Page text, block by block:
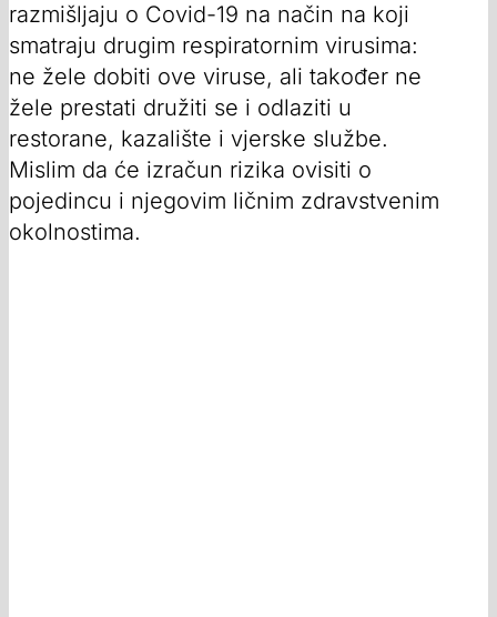
razmišljaju o Covid-19 na način na koji
smatraju drugim respiratornim virusima:
ne žele dobiti ove viruse, ali također ne
žele prestati družiti se i odlaziti u
restorane, kazalište i vjerske službe.
Mislim da će izračun rizika ovisiti o
pojedincu i njegovim ličnim zdravstvenim
okolnostima.